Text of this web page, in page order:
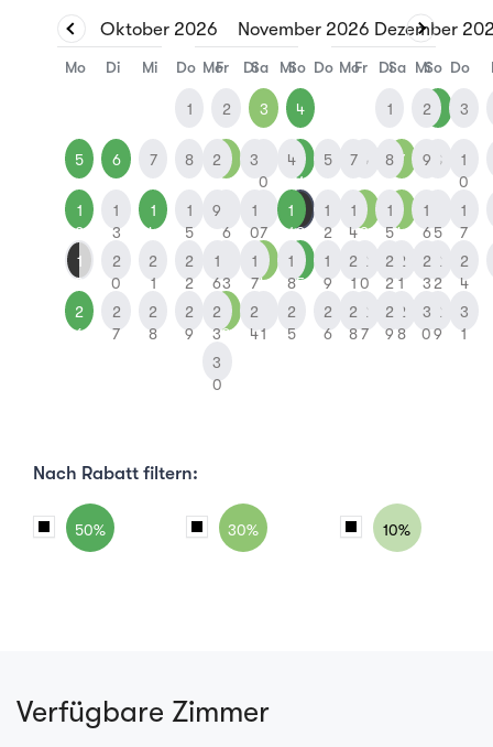
Oktober 2026
Mo Di Mi Do Fr Sa So
1 2 3 4
5 6 7 8
0
1
1
2
1
3
1
4
1
5
6
7
8
1
9
2
0
2
1
2
2
3
4
5
2
6
2
7
2
8
2
9
0
1
November 2026
Mo Di Mi Do Fr Sa So
1
2 3 4 5 6 7 8
9
1
0
1
1
1
2
1
3
1
4
5
1
6
1
7
1
8
1
9
2
0
2
1
2
2
2
3
2
4
2
5
2
6
2
7
2
8
2
9
3
0
Dezember
Mo Di Mi Do
1 2 3
7 8 9
1
0
1
4
1
5
1
6
1
7
2
1
2
2
2
3
2
4
2
8
2
9
3
0
3
1
Nach Rabatt filtern:
50% 30% 10%
Verfügbare Zimmer